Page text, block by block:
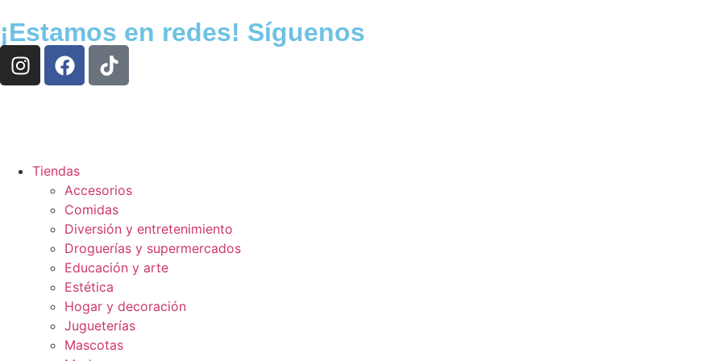
¡Estamos en redes! Síguenos
Tiendas
Accesorios
Comidas
Diversión y entretenimiento
Droguerías y supermercados
Educación y arte
Estética
Hogar y decoración
Jugueterías
Mascotas